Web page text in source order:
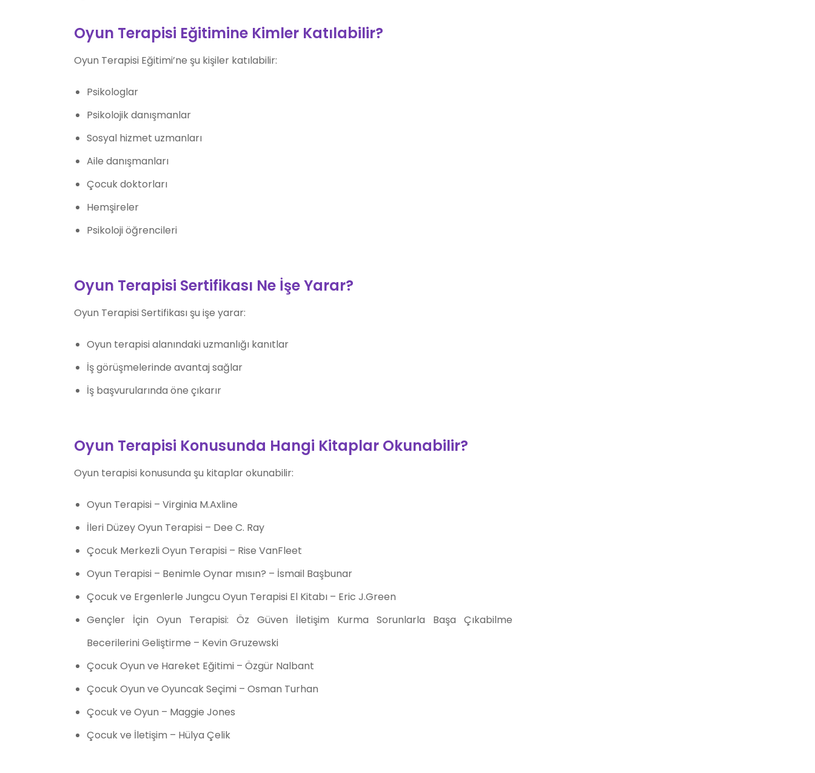
Oyun Terapisi Eğitimine Kimler Katılabilir?
Oyun Terapisi Eğitimi’ne şu kişiler katılabilir:
Psikologlar
Psikolojik danışmanlar
Sosyal hizmet uzmanları
Aile danışmanları
Çocuk doktorları
Hemşireler
Psikoloji öğrencileri
Oyun Terapisi Sertifikası Ne İşe Yarar?
Oyun Terapisi Sertifikası şu işe yarar:
Oyun terapisi alanındaki uzmanlığı kanıtlar
İş görüşmelerinde avantaj sağlar
İş başvurularında öne çıkarır
Oyun Terapisi Konusunda Hangi Kitaplar Okunabilir?
Oyun terapisi konusunda şu kitaplar okunabilir:
Oyun Terapisi – Virginia M.Axline
İleri Düzey Oyun Terapisi – Dee C. Ray
Çocuk Merkezli Oyun Terapisi – Rise VanFleet
Oyun Terapisi – Benimle Oynar mısın? – İsmail Başbunar
Çocuk ve Ergenlerle Jungcu Oyun Terapisi El Kitabı – Eric J.Green
Gençler İçin Oyun Terapisi: Öz Güven İletişim Kurma Sorunlarla Başa Çıkabilme
Becerilerini Geliştirme – Kevin Gruzewski
Çocuk Oyun ve Hareket Eğitimi – Özgür Nalbant
Çocuk Oyun ve Oyuncak Seçimi – Osman Turhan
Çocuk ve Oyun – Maggie Jones
Çocuk ve İletişim – Hülya Çelik